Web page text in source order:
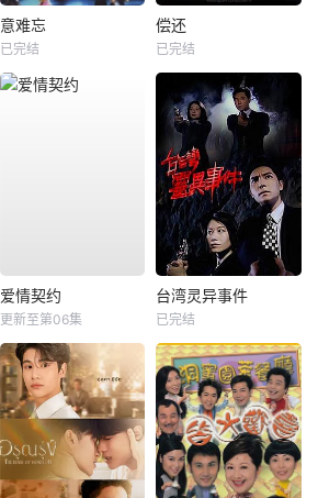
意难忘
已完结
偿还
已完结
爱情契约
更新至第06集
台湾灵异事件
已完结